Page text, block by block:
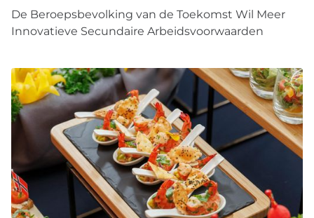
De Beroepsbevolking van de Toekomst Wil Meer
Innovatieve Secundaire Arbeidsvoorwaarden